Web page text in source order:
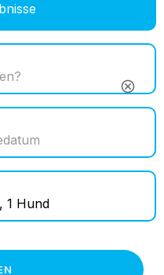
cancel
, 1 Hund